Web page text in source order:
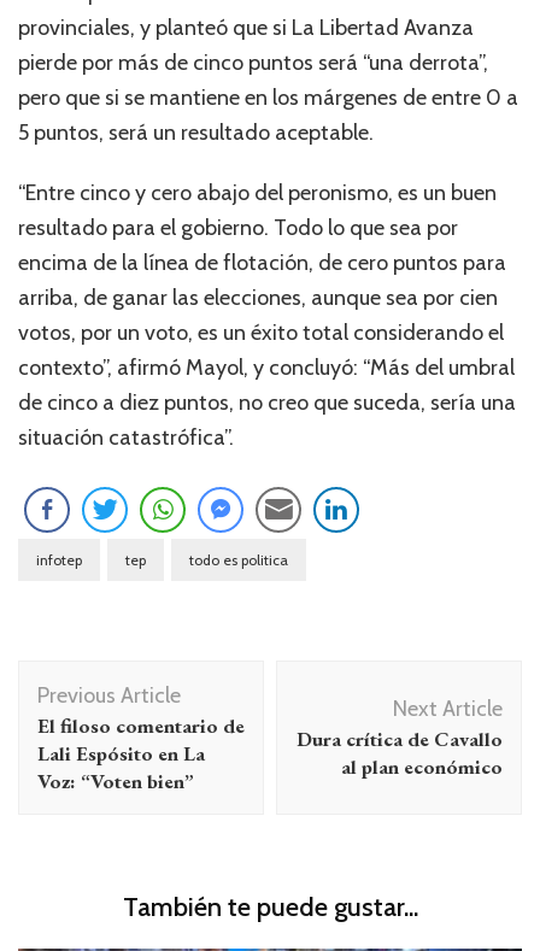
provinciales, y planteó que si La Libertad Avanza
pierde por más de cinco puntos será “una derrota”,
pero que si se mantiene en los márgenes de entre 0 a
5 puntos, será un resultado aceptable.
“Entre cinco y cero abajo del peronismo, es un buen
resultado para el gobierno. Todo lo que sea por
encima de la línea de flotación, de cero puntos para
arriba, de ganar las elecciones, aunque sea por cien
votos, por un voto, es un éxito total considerando el
contexto”, afirmó Mayol, y concluyó: “Más del umbral
de cinco a diez puntos, no creo que suceda, sería una
situación catastrófica”.
infotep tep todo es politica
Navegación
de
entradas
Previous Article
El filoso comentario de
Lali Espósito en La
Voz: “Voten bien”
Next Article
Dura crítica de Cavallo
al plan económico
También te puede gustar...